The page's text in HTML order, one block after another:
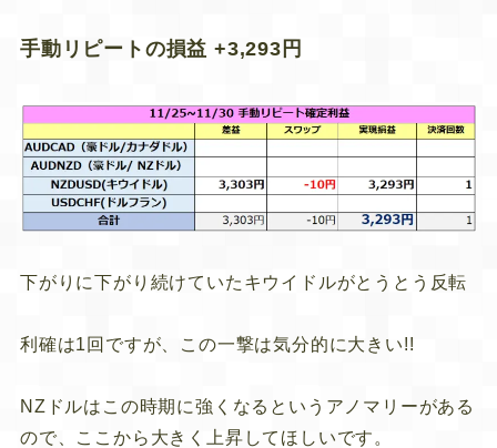
手動リピートの損益 +3,293円
下がりに下がり続けていたキウイドルがとうとう反転
利確は1回ですが、この一撃は気分的に大きい!!
NZドルはこの時期に強くなるというアノマリーがある
ので、ここから大きく上昇してほしいです。